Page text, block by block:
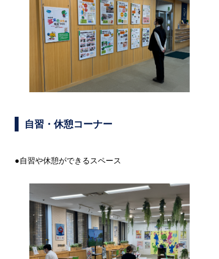
自習・休憩コーナー
●自習や休憩ができるスペース